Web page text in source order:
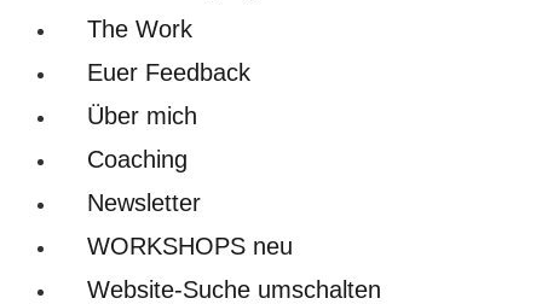
The Work
Euer Feedback
Über mich
Coaching
Newsletter
WORKSHOPS neu
Website-Suche umschalten